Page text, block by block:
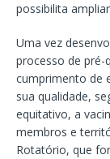
possibilita
Uma vez
processo de pré-
cumprimento de
sua qualidade,
equitativo, a
membros e
Rotatório, que